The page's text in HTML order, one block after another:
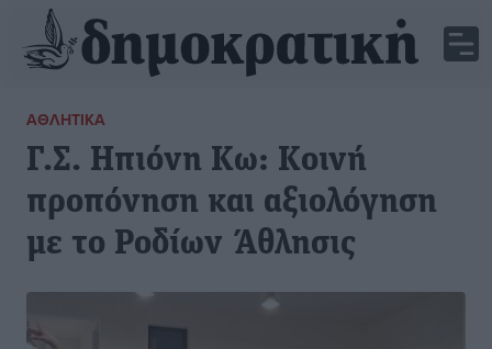
ΑΘΛΗΤΙΚΆ
Γ.Σ. Ηπιόνη Κω: Κοινή
προπόνηση και αξιολόγηση
με το Ροδίων Άθλησις